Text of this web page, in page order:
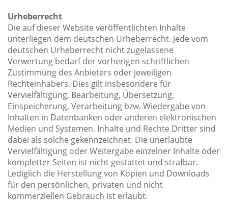
Urheberrecht
Die auf dieser Website veröffentlichten Inhalte
unterliegen dem deutschen Urheberrecht. Jede vom
deutschen Urheberrecht nicht zugelassene
Verwertung bedarf der vorherigen schriftlichen
Zustimmung des Anbieters oder jeweiligen
Rechteinhabers. Dies gilt insbesondere für
Vervielfältigung, Bearbeitung, Übersetzung,
Einspeicherung, Verarbeitung bzw. Wiedergabe von
Inhalten in Datenbanken oder anderen elektronischen
Medien und Systemen. Inhalte und Rechte Dritter sind
dabei als solche gekennzeichnet. Die unerlaubte
Vervielfältigung oder Weitergabe einzelner Inhalte oder
kompletter Seiten ist nicht gestattet und strafbar.
Lediglich die Herstellung von Kopien und Downloads
für den persönlichen, privaten und nicht
kommerziellen Gebrauch ist erlaubt.